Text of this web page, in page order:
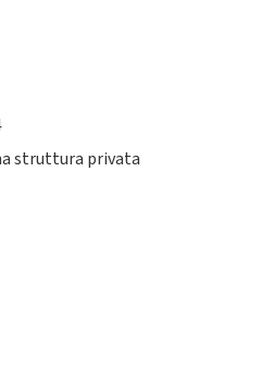
struttura privata